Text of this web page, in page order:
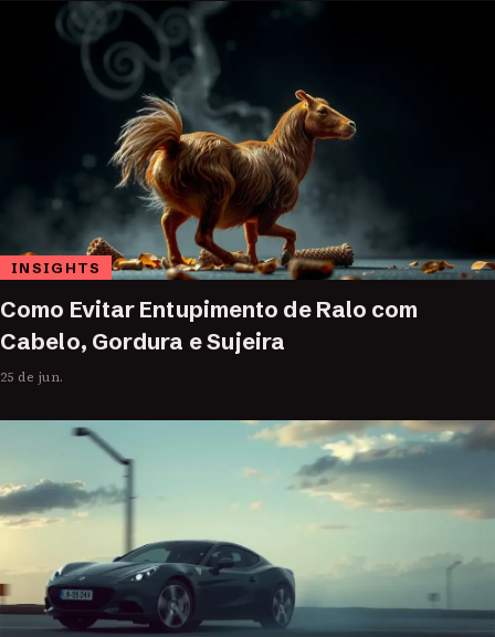
INSIGHTS
Como Evitar Entupimento de Ralo com
Cabelo, Gordura e Sujeira
25 de jun.